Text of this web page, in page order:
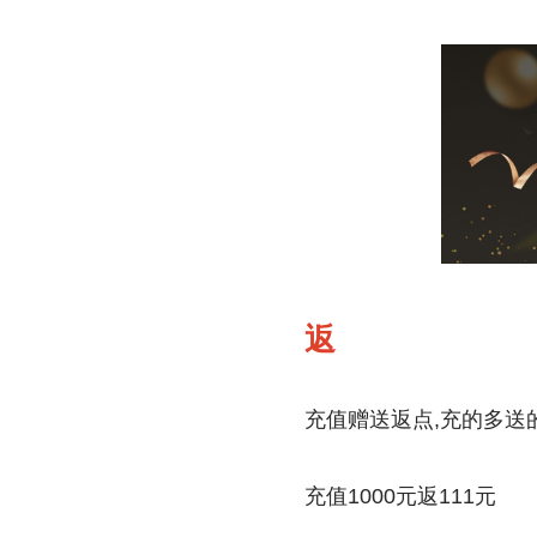
返
充值赠送返点,充的多送
充值1000元返111元